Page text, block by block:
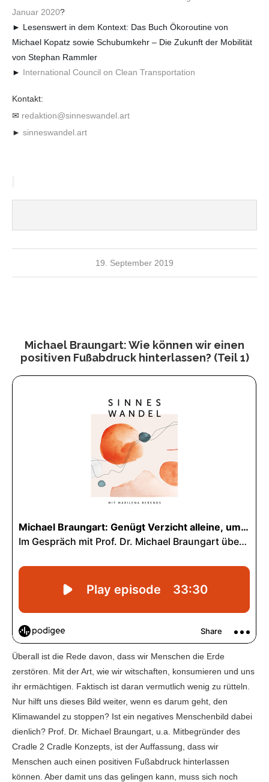
Januar 2020?
► Lesenswert in dem Kontext: Das Buch Ökoroutine von
Michael Kopatz sowie Schubumkehr – Die Zukunft der Mobilität
von Stephan Rammler
► International Council on Clean Transportation
Kontakt:
✉ redaktion@sinneswandel.art
► sinneswandel.art
19. September 2019
Michael Braungart: Wie können wir einen
positiven Fußabdruck hinterlassen? (Teil 1)
Überall ist die Rede davon, dass wir Menschen die Erde
zerstören. Mit der Art, wie wir witschaften, konsumieren und uns
ihr ermächtigen. Faktisch ist daran vermutlich wenig zu rütteln.
Nur hilft uns dieses Bild weiter, wenn es darum geht, den
Klimawandel zu stoppen? Ist ein negatives Menschenbild dabei
dienlich? Prof. Dr. Michael Braungart, u.a. Mitbegründer des
Cradle 2 Cradle Konzepts, ist der Auffassung, dass wir
Menschen auch einen positiven Fußabdruck hinterlassen
können. Aber damit uns das gelingen kann, muss sich noch